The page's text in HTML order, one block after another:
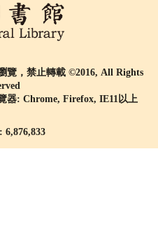
覽，禁止轉載 ©2016, All Rights
器: Chrome, Firefox, IE11以上
6,876,833